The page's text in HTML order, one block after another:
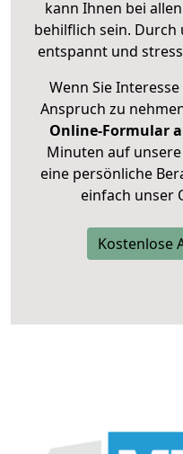
kann Ihnen bei
behilflich sein. Durch
entspannt und
Wenn Sie
Anspruch zu
Online-Formular
Minuten auf
eine persönliche
einfach unser
Kostenlose